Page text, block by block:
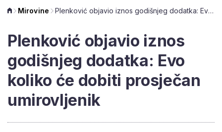
Mirovine Plenković objavio iznos godišnjeg dodatka: Evo koliko će dobiti prosječan umirovljenik
Plenković objavio iznos
godišnjeg dodatka: Evo
koliko će dobiti prosječan
umirovljenik